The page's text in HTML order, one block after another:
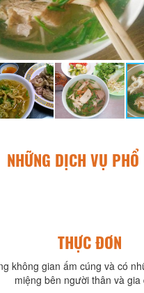
NHỮNG DỊCH VỤ PHỔ
THỰC ĐƠN
không gian ấm cúng và có
miệng bên người thân và gia